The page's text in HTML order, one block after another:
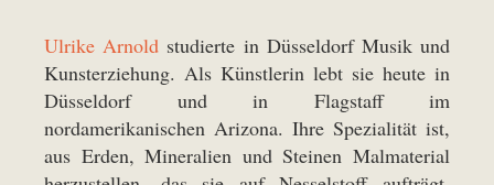
Ulrike Arnold studierte in Düsseldorf Musik und
Kunsterziehung. Als Künstlerin lebt sie heute in
Düsseldorf und in Flagstaff im
nordamerikanischen Arizona. Ihre Spezialität ist,
aus Erden, Mineralien und Steinen Malmaterial